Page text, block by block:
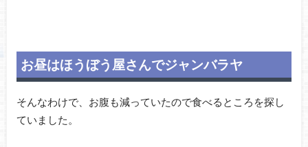
お昼はほうぼう屋さんでジャンバラヤ
そんなわけで、お腹も減っていたので食べるところを探し
ていました。